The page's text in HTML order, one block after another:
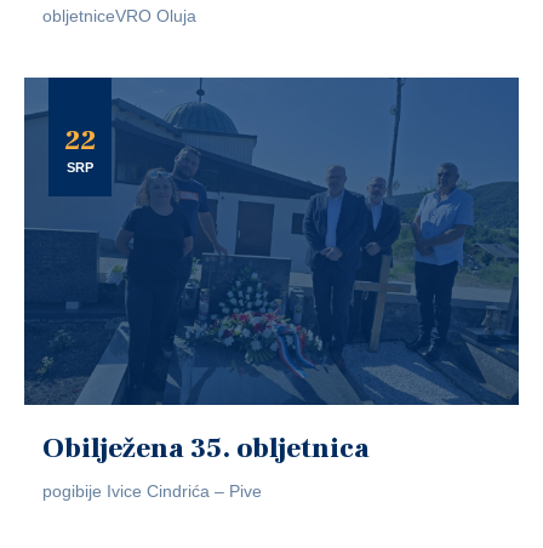
obljetniceVRO Oluja
22
SRP
Obilježena 35. obljetnica
pogibije Ivice Cindrića – Pive